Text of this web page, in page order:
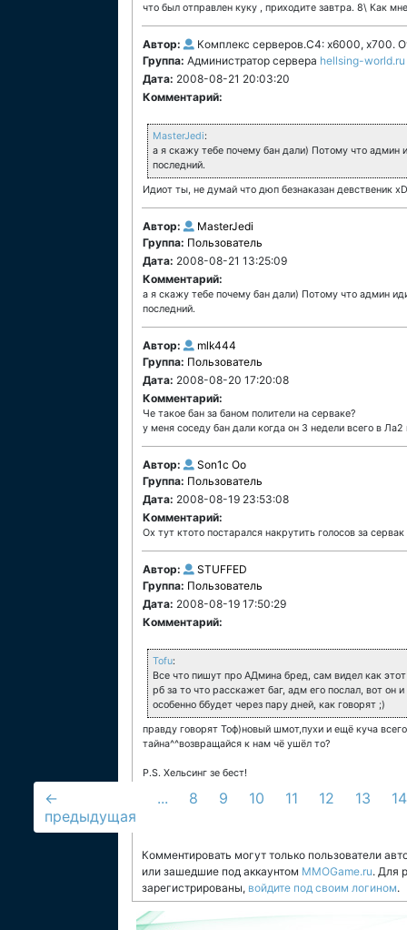
что был отправлен куку , приходите завтра. 8\ Как
Автор:
Комплекс серверов.C4: х6000, x700.
Группа: Администратор сервера hellsing-world.ru
Дата: 2008-08-21 20:03:20
Комментарий:
MasterJedi:
а я скажу тебе почему бан дали) Потому что админ
последний.
Идиот ты, не думай что дюп безнаказан девственик xD
Автор:
MasterJedi
Группа: Пользователь
Дата: 2008-08-21 13:25:09
Комментарий:
а я скажу тебе почему бан дали) Потому что админ
последний.
Автор:
mlk444
Группа: Пользователь
Дата: 2008-08-20 17:20:08
Комментарий:
Че такое бан за баном полители на серваке?
у меня соседу бан дали когда он 3 недели всего в
Автор:
Son1c Oo
Группа: Пользователь
Дата: 2008-08-19 23:53:08
Комментарий:
Ох тут ктото постарался накрутить голосов за
Автор:
STUFFED
Группа: Пользователь
Дата: 2008-08-19 17:50:29
Комментарий:
Tofu:
Все что пишут про АДмина бред, сам видел как
рб за то что расскажет баг, адм его послал, вот он
особенно ббудет через пару дней, как говорят ;)
правду говорят Тоф)новый шмот,пухи и ещё куча
тайна^^возвращайся к нам чё ушёл то?
P.S. Хельсинг зе бест!
←
предыдущая
... 8 9 10 11 12 13 14
Комментировать могут только пользователи
или зашедшие под аккаунтом MMOGame.ru. Для
зарегистрированы, войдите под своим логином.